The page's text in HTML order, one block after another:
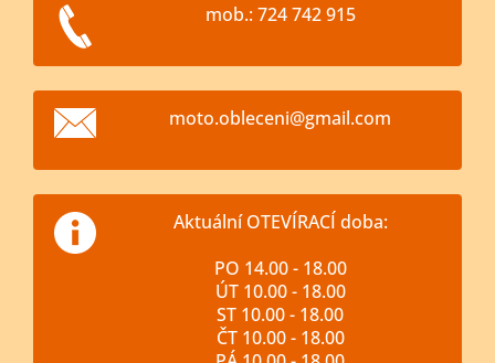
mob.: 724 742 915
moto.obleceni@gmail.com
Aktuální OTEVÍRACÍ doba:
PO 14.00 - 18.00
ÚT 10.00 - 18.00
ST 10.00 - 18.00
ČT 10.00 - 18.00